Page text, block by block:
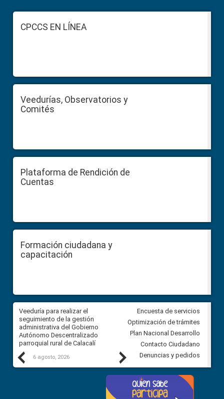
FooterCPCCS EN LÍNEA
Veedurías, Observatorios y
Comités
Plataforma de Rendición de
Cuentas
Formación ciudadana y
capacitación
Previous
Veeduría para realizar el
seguimiento de la gestión
administrativa del Gobierno
Autónomo Descentralizado
parroquial rural de Calacalí
6 agosto, 2026
Veeduría para vigilar los
derivados de la Audiencia
comunidad Urbina, parroquia
Carolina
5 agosto, 2026
Next
Encuesta de servicios
Optimización de trámites
Plan Nacional Desarrollo
Contacto Ciudadano
Denuncias y pedidos